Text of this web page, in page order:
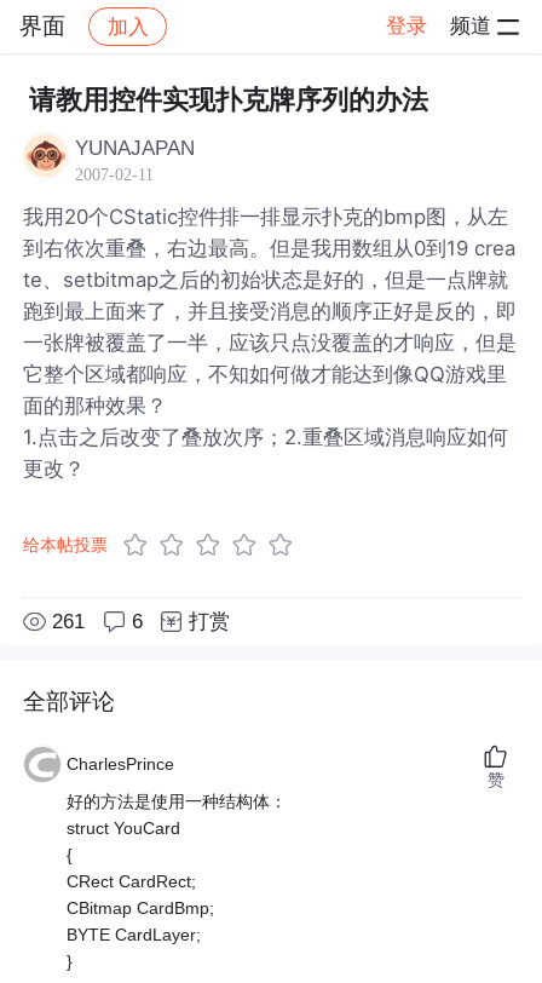
界面 加入 登录 频道
社区 界面 帖子详情
请教用控件实现扑克牌序列的办法
YUNAJAPAN
2007-02-11
我用20个CStatic控件排一排显示扑克的bmp图，从左
到右依次重叠，右边最高。但是我用数组从0到19 crea
te、setbitmap之后的初始状态是好的，但是一点牌就
跑到最上面来了，并且接受消息的顺序正好是反的，即
一张牌被覆盖了一半，应该只点没覆盖的才响应，但是
它整个区域都响应，不知如何做才能达到像QQ游戏里
面的那种效果？
1.点击之后改变了叠放次序；2.重叠区域消息响应如何
更改？
给本帖投票
261 6 打赏
全部评论
CharlesPrince
好的方法是使用一种结构体：
struct YouCard
{
CRect CardRect;
CBitmap CardBmp;
BYTE CardLayer;
}
赞